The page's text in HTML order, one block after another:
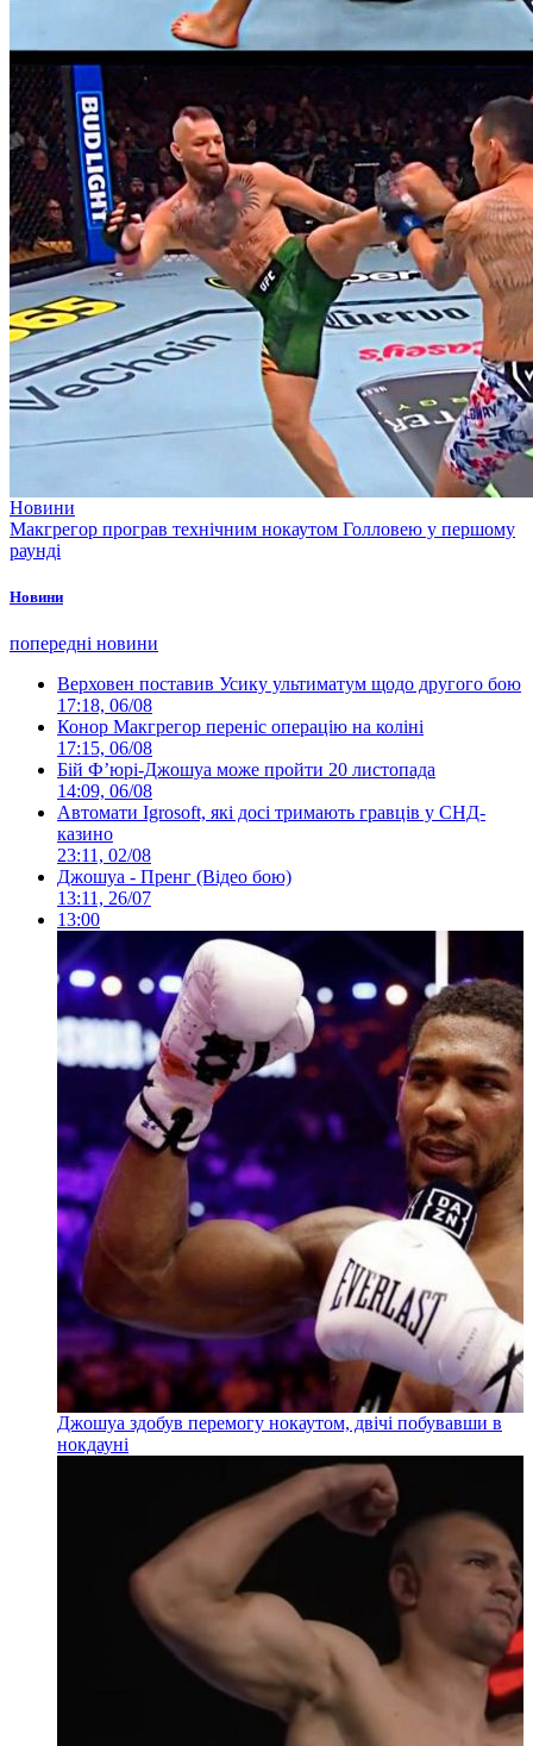
Новини
Макгрегор програв технічним нокаутом Голловею у першому
раунді
Новини
попередні новини
Верховен поставив Усику ультиматум щодо другого бою
17:18, 06/08
Конор Макгрегор переніс операцію на коліні
17:15, 06/08
Бій Ф’юрі-Джошуа може пройти 20 листопада
14:09, 06/08
Автомати Igrosoft, які досі тримають гравців у СНД-
казино
23:11, 02/08
Джошуа - Пренг (Відео бою)
13:11, 26/07
13:00
Джошуа здобув перемогу нокаутом, двічі побувавши в
нокдауні